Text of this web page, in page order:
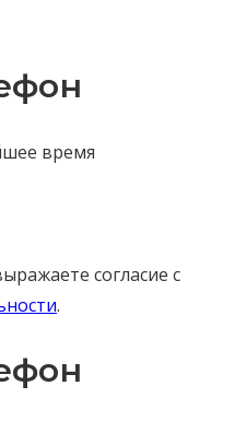
время
согласие с
.